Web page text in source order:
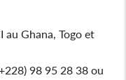
Ghana, Togo et
98 95 28 38 ou